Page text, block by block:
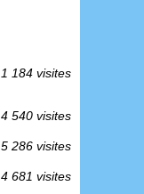
1 184 visites
4 540 visites
5 286 visites
4 681 visites